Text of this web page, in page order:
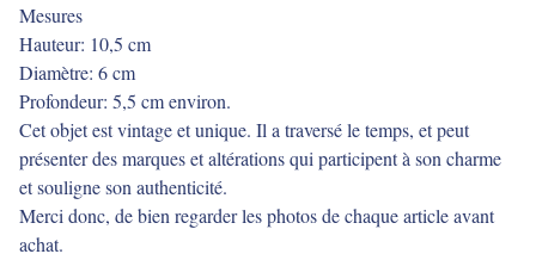
Mesures
Hauteur: 10,5 cm
Diamètre: 6 cm
Profondeur: 5,5 cm environ.
Cet objet est vintage et unique. Il a traversé le temps, et peut
présenter des marques et altérations qui participent à son charme
et souligne son authenticité.
Merci donc, de bien regarder les photos de chaque article avant
achat.